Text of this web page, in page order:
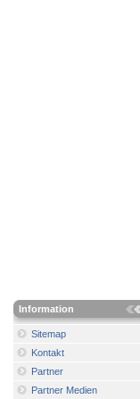
Information
Sitemap
Kontakt
Partner
Partner Medien